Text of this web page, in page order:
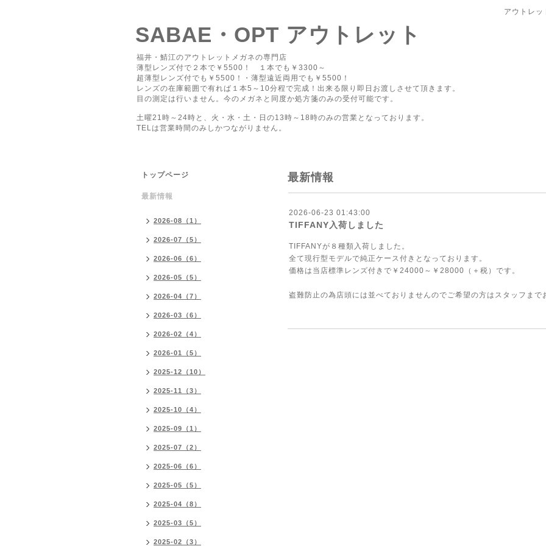
アウトレッ
SABAE・OPT アウトレット
福井・鯖江のアウトレットメガネの専門店
薄型レンズ付で２本で￥5500！ １本でも￥3300～
超薄型レンズ付でも￥5500！・薄型遠近両用でも￥5500！
レンズの在庫範囲で有れば１本5～10分程で完成！出来る限り即日お渡しさせて頂きます。
目の測定は行いません。今のメガネと同度か処方箋のみの受付可能です。
土曜21時～24時と、火・水・土・日の13時～18時のみの営業となっております。
TELは営業時間のみしかつながりません。
最新情報
2026-06-23 01:43:00
TIFFANY入荷しました
TIFFANYが８種類入荷しました。
全て現行型モデルで純正ケース付きとなっております。
価格は当店標準レンズ付きで￥24000～￥28000（＋税）です。
盗難防止の為店頭には並べておりませんのでご希望の方はスタッフまで
トップページ
最新情報
2026-08（1）
2026-07（5）
2026-06（6）
2026-05（5）
2026-04（7）
2026-03（6）
2026-02（4）
2026-01（5）
2025-12（10）
2025-11（3）
2025-10（4）
2025-09（1）
2025-07（2）
2025-06（6）
2025-05（5）
2025-04（8）
2025-03（5）
2025-02（3）